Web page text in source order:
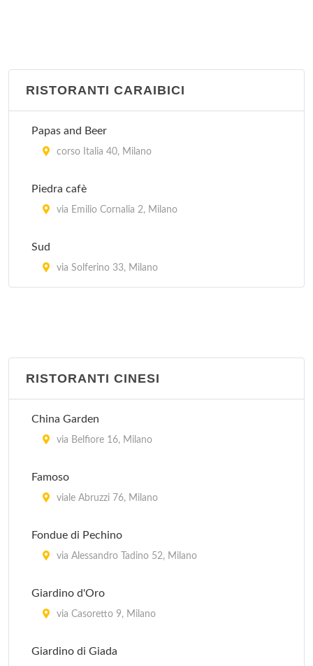
via Gaetana Agnesi 17, Milano
RISTORANTI CARAIBICI
Papas and Beer
corso Italia 40, Milano
Piedra cafè
via Emilio Cornalia 2, Milano
Sud
via Solferino 33, Milano
RISTORANTI CINESI
China Garden
via Belfiore 16, Milano
Famoso
viale Abruzzi 76, Milano
Fondue di Pechino
via Alessandro Tadino 52, Milano
Giardino d'Oro
via Casoretto 9, Milano
Giardino di Giada